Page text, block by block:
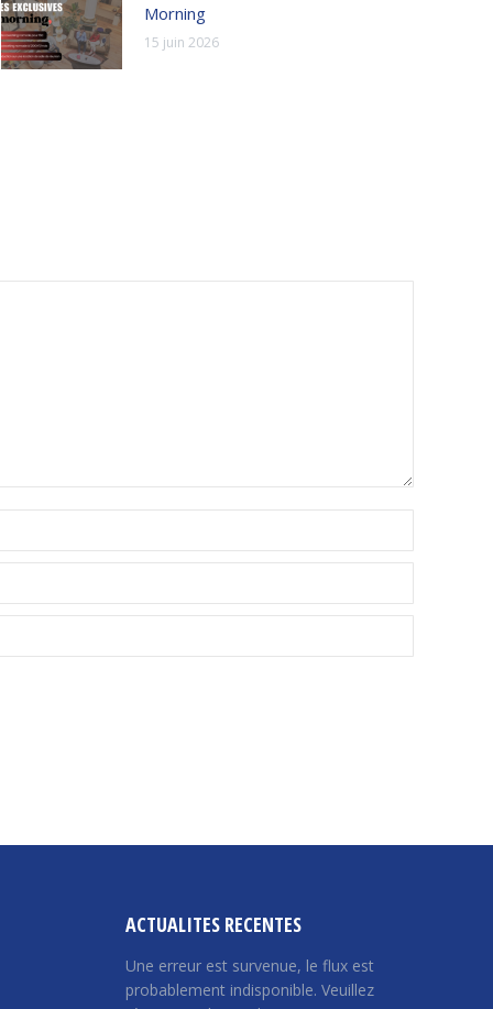
Morning
15 juin 2026
ACTUALITES RECENTES
Une erreur est survenue, le flux est
probablement indisponible. Veuillez